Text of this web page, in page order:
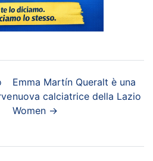
Emma Martín Queralt è una
nuova calciatrice della Lazio
Women →